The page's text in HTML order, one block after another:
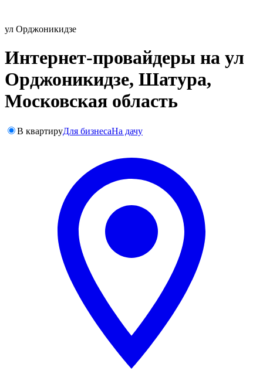
ул Орджоникидзе
Интернет-провайдеры на ул
Орджоникидзе, Шатура,
Московская область
В квартируДля бизнесаНа дачу